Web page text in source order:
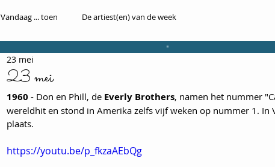
Vandaag ... toen De artiest(en) van de week
23 mei
23 mei
1960 - Don en Phill, de Everly Brothers, namen het nummer
wereldhit en stond in Amerika zelfs vijf weken op nummer 1. In
plaats.
https://youtu.be/p_fkzaAEbQg